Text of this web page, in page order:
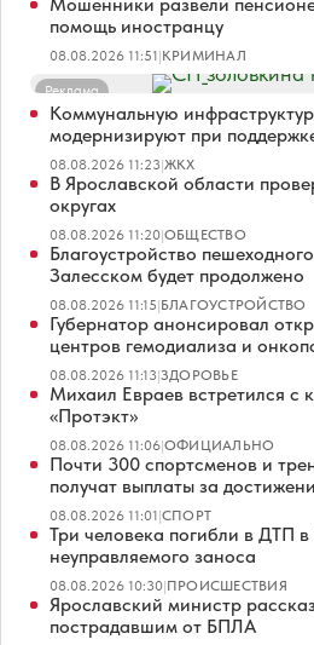
помощь иностранцу
08.08.2026 11:51|КРИМИНАЛ
Реклама
Коммунальную
модернизируют при
08.08.2026 11:23|ЖКХ
В Ярославской области
округах
08.08.2026 11:20|ОБЩЕСТВО
Благоустройство
Залесском будет продолжено
08.08.2026 11:15|БЛАГОУСТРОЙСТВО
Губернатор анонсировал
центров гемодиализа и
08.08.2026 11:13|ЗДОРОВЬЕ
Михаил Евраев встретился
«Протэкт»
08.08.2026 11:06|ОФИЦИАЛЬНО
Почти 300 спортсменов и
получат выплаты за
08.08.2026 11:01|СПОРТ
Три человека погибли в ДТП
неуправляемого заноса
08.08.2026 10:30|ПРОИСШЕСТВИЯ
Ярославский министр
пострадавшим от БПЛА